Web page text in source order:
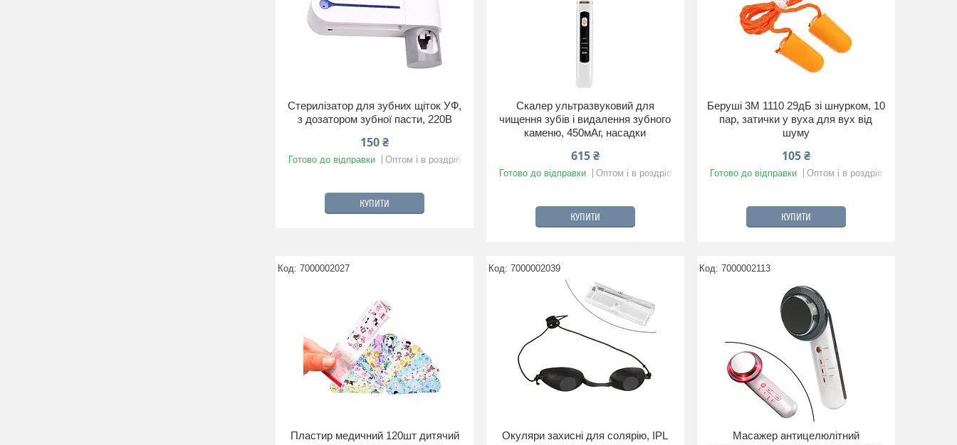
Стерилізатор для зубних щіток УФ,
з дозатором зубної пасти, 220В
150 ₴
Готово до відправки Оптом і в роздріб
КУПИТИ
Скалер ультразвуковий для
чищення зубів і видалення зубного
каменю, 450мАг, насадки
615 ₴
Готово до відправки Оптом і в роздріб
КУПИТИ
Беруші 3M 1110 29дБ зі шнурком, 10
пар, затички у вуха для вух від
шуму
105 ₴
Готово до відправки Оптом і в роздріб
КУПИТИ
7000002027
Пластир медичний 120шт дитячий
7000002039
Окуляри захисні для солярію, IPL
7000002113
Масажер антицелюлітний